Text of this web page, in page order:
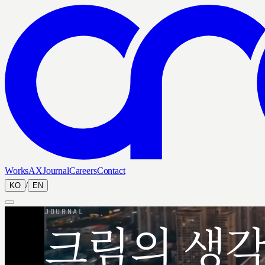
WorksAXJournalCareersContact
KO / EN
JOURNAL
크림의 생